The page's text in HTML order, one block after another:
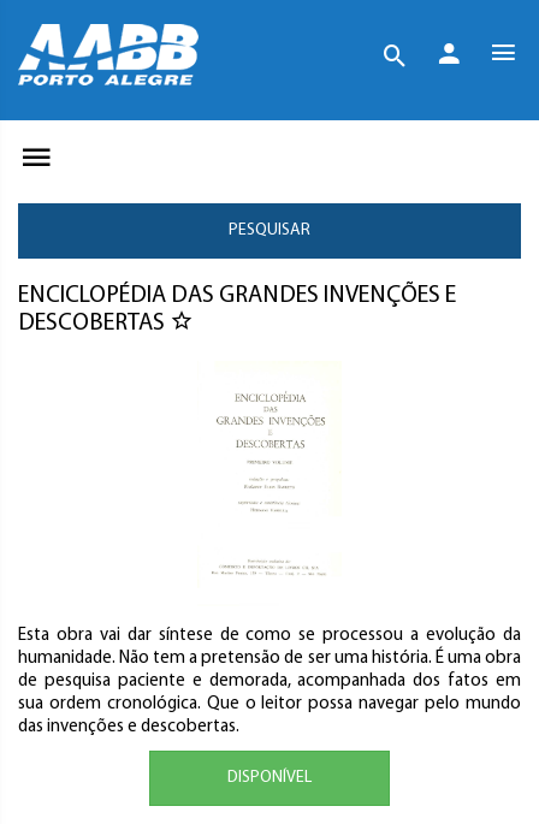
PESQUISAR
ENCICLOPÉDIA DAS GRANDES INVENÇÕES E
DESCOBERTAS
Esta obra vai dar síntese de como se processou a evolução da
humanidade. Não tem a pretensão de ser uma história. É uma obra
de pesquisa paciente e demorada, acompanhada dos fatos em
sua ordem cronológica. Que o leitor possa navegar pelo mundo
das invenções e descobertas.
DISPONÍVEL